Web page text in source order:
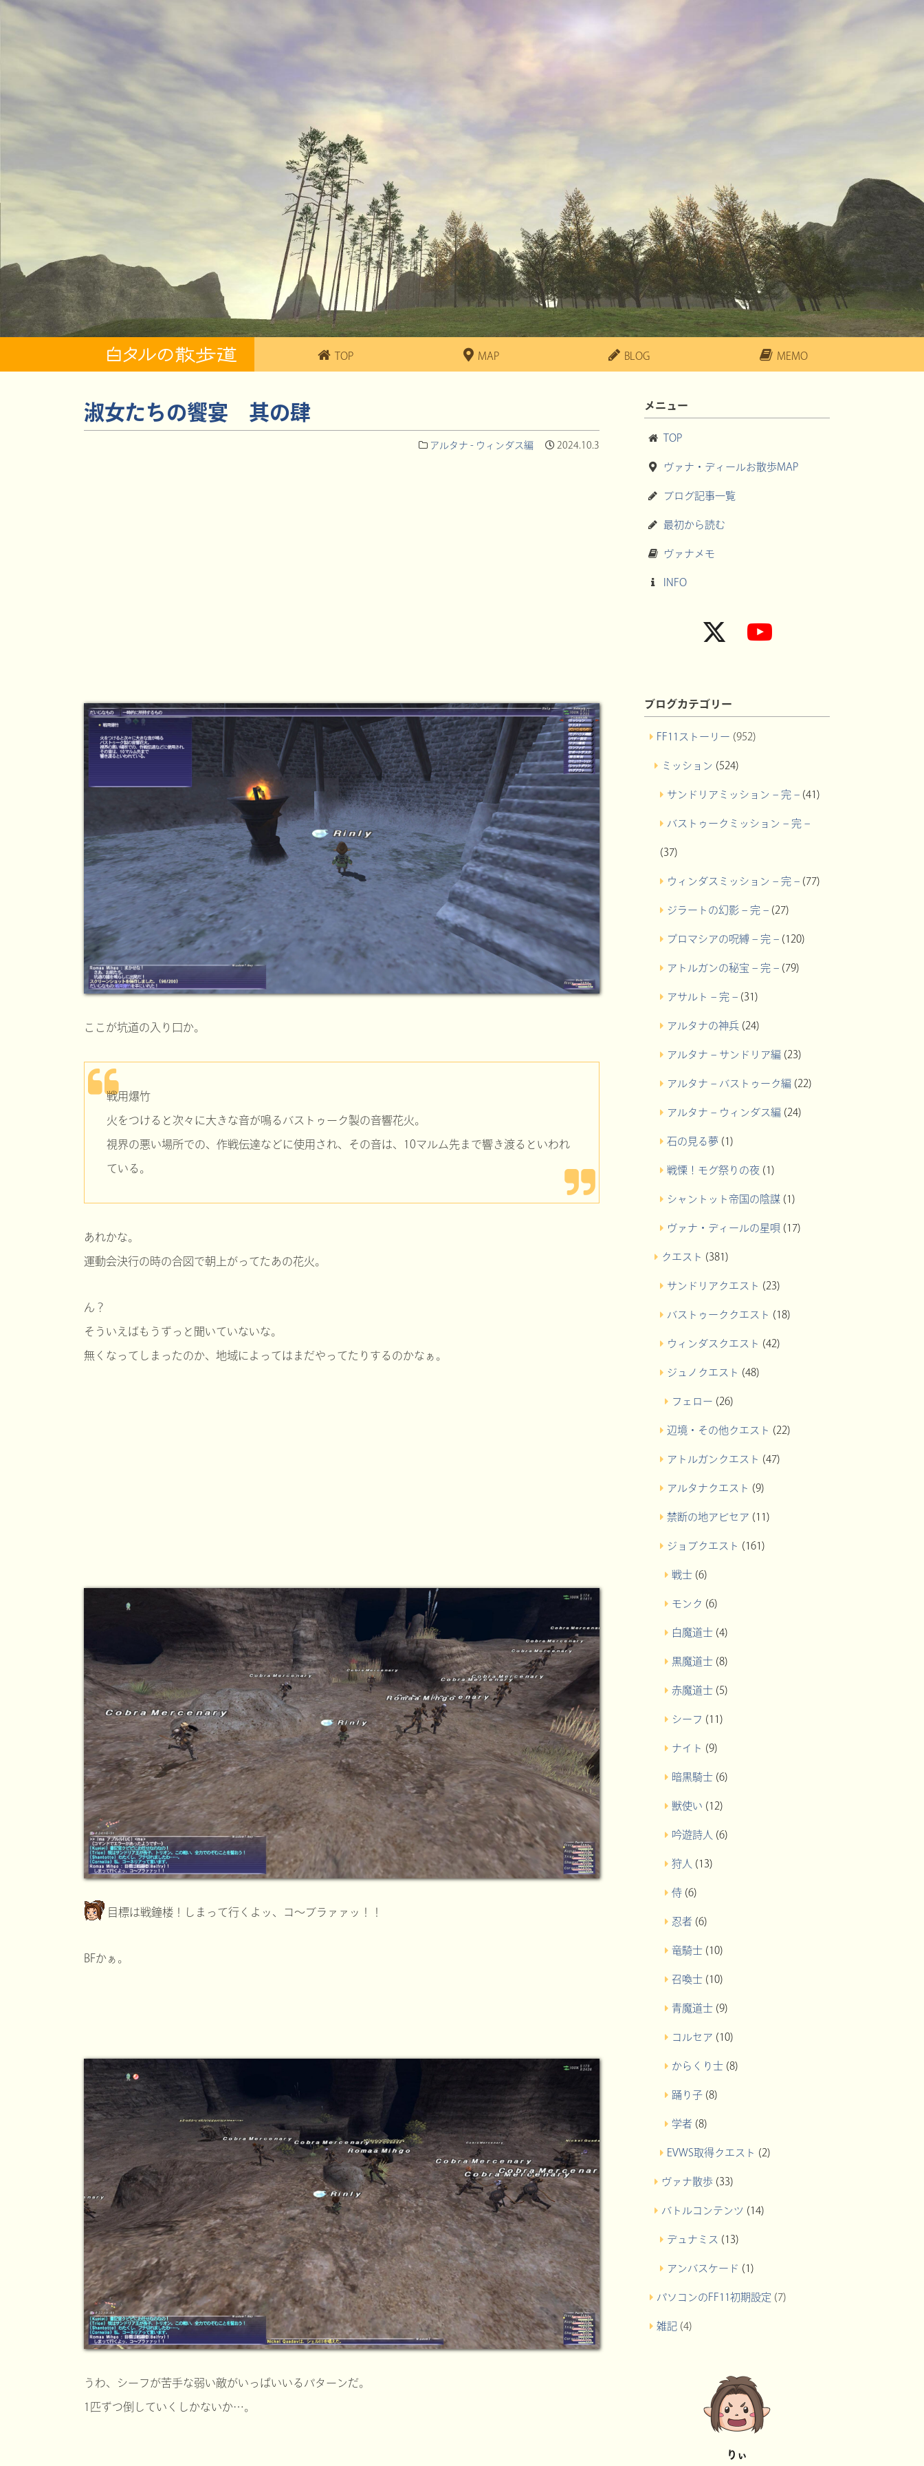
TOP MAP BLOG MEMO
淑女たちの饗宴 其の肆
アルタナ - ウィンダス編 2024.10.3
ここが坑道の入り口か。
戦用爆竹
火をつけると次々に大きな音が鳴るバストゥーク製の音響花火。
視界の悪い場所での、作戦伝達などに使用され、その音は、10マルム先まで響き渡るといわれ
ている。
あれかな。
運動会決行の時の合図で朝上がってたあの花火。
ん？
そういえばもうずっと聞いていないな。
無くなってしまったのか、地域によってはまだやってたりするのかなぁ。
目標は戦鐘楼！しまって行くよッ、コ～ブラァァッ！！
BFかぁ。
うわ、シーフが苦手な弱い敵がいっぱいいるパターンだ。
1匹ずつ倒していくしかないか…。
メニュー
TOP
ヴァナ・ディールお散歩MAP
ブログ記事一覧
最初から読む
ヴァナメモ
INFO
ブログカテゴリー
FF11ストーリー (952)
ミッション (524)
サンドリアミッション – 完 –(41)
バストゥークミッション – 完 –
(37)
ウィンダスミッション – 完 –(77)
ジラートの幻影 – 完 –(27)
プロマシアの呪縛 – 完 –(120)
アトルガンの秘宝 – 完 –(79)
アサルト – 完 –(31)
アルタナの神兵(24)
アルタナ – サンドリア編 (23)
アルタナ – バストゥーク編 (22)
アルタナ – ウィンダス編 (24)
石の見る夢 (1)
戦慄！モグ祭りの夜(1)
シャントット帝国の陰謀(1)
ヴァナ・ディールの星唄 (17)
クエスト (381)
サンドリアクエスト (23)
バストゥーククエスト (18)
ウィンダスクエスト (42)
ジュノクエスト (48)
フェロー (26)
辺境・その他クエスト (22)
アトルガンクエスト (47)
アルタナクエスト (9)
禁断の地アビセア (11)
ジョブクエスト (161)
戦士 (6)
モンク (6)
白魔道士 (4)
黒魔道士 (8)
赤魔道士 (5)
シーフ (11)
ナイト (9)
暗黒騎士 (6)
獣使い (12)
吟遊詩人 (6)
狩人 (13)
侍 (6)
忍者 (6)
竜騎士 (10)
召喚士 (10)
青魔道士 (9)
コルセア (10)
からくり士 (8)
踊り子 (8)
学者 (8)
EVWS取得クエスト (2)
ヴァナ散歩 (33)
バトルコンテンツ (14)
デュナミス (13)
アンバスケード (1)
パソコンのFF11初期設定 (7)
雑記(4)
りぃ